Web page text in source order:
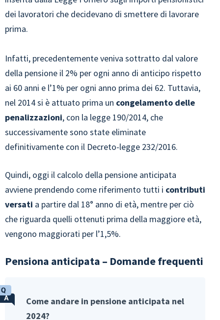
dei lavoratori che decidevano di smettere di lavorare
prima.
Infatti, precedentemente veniva sottratto dal valore
della pensione il 2% per ogni anno di anticipo rispetto
ai 60 anni e l’1% per ogni anno prima dei 62. Tuttavia,
nel 2014 si è attuato prima un congelamento delle
penalizzazioni, con la legge 190/2014, che
successivamente sono state eliminate
definitivamente con il Decreto-legge 232/2016.
Quindi, oggi il calcolo della pensione anticipata
avviene prendendo come riferimento tutti i contributi
versati a partire dal 18° anno di età, mentre per ciò
che riguarda quelli ottenuti prima della maggiore età,
vengono maggiorati per l’1,5%.
Pensiona anticipata – Domande frequenti
Come andare in pensione anticipata nel
2024?